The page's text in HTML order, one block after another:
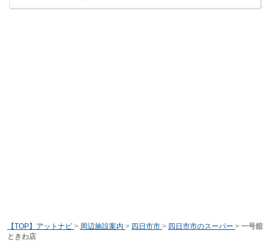
【TOP】アットナビ > 周辺施設案内 > 四日市市 > 四日市市のスーパー > 一号舘
ときわ店